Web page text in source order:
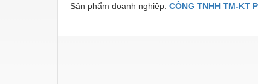
Sản phẩm doanh nghiệp: CÔNG TNHH TM-KT